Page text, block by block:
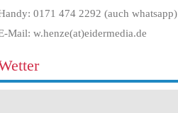
0171 474 2292 (auch whatsapp)
Mail: w.henze(at)eidermedia.de